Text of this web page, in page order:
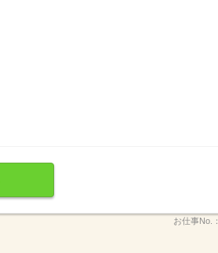
お仕事No.：